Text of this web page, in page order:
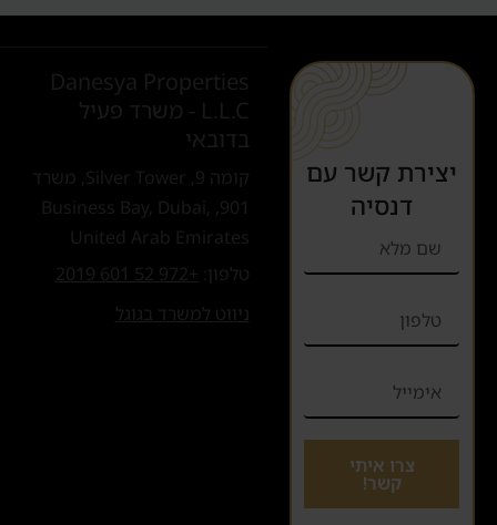
יצירת קשר עם
דנסיה
צרו איתי
קשר!
Danesya Properties
L.L.C - משרד פעיל
בדובאי
קומה 9, Silver Tower, משרד
901, Business Bay, Dubai,
United Arab Emirates
טלפון:
+972 52 601 2019
ניווט למשרד בגוגל